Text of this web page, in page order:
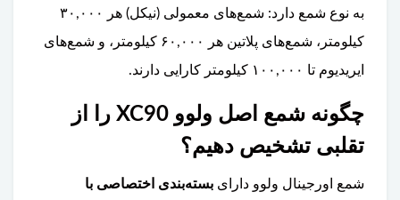
به نوع شمع دارد: شمع‌های معمولی (نیکل) هر ۳۰,۰۰۰
کیلومتر، شمع‌های پلاتین هر ۶۰,۰۰۰ کیلومتر، و شمع‌های
ایریدیوم تا ۱۰۰,۰۰۰ کیلومتر کارایی دارند.
چگونه شمع اصل ولوو XC90 را از
تقلبی تشخیص دهیم؟
شمع اورجینال ولوو دارای بسته‌بندی اختصاصی با